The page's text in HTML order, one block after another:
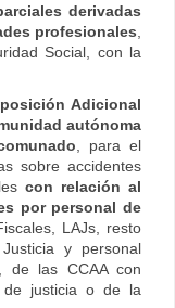
derivadas
profesionales
Social, con la
Adicional
autónoma
, para el
sobre accidentes
con relación al
por personal de
LAJs, resto
y personal
de las CCAA con
de justicia o de la